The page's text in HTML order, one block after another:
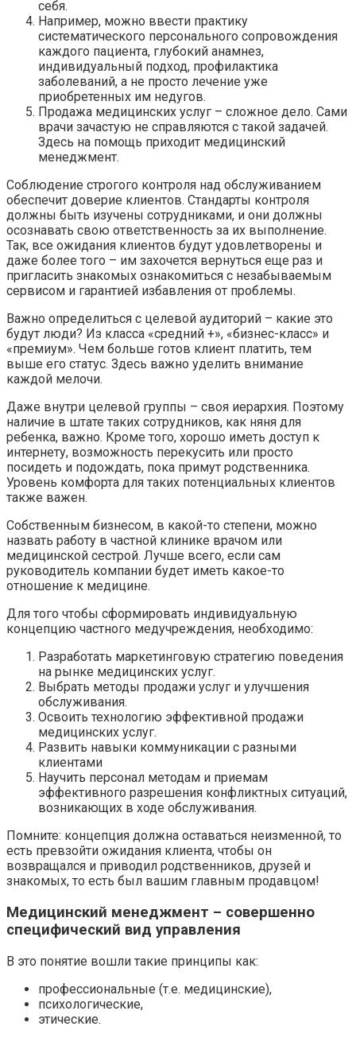
себя.
Например, можно ввести практику
систематического персонального сопровождения
каждого пациента, глубокий анамнез,
индивидуальный подход, профилактика
заболеваний, а не просто лечение уже
приобретенных им недугов.
Продажа медицинских услуг – сложное дело. Сами
врачи зачастую не справляются с такой задачей.
Здесь на помощь приходит медицинский
менеджмент.
Соблюдение строгого контроля над обслуживанием
обеспечит доверие клиентов. Стандарты контроля
должны быть изучены сотрудниками, и они должны
осознавать свою ответственность за их выполнение.
Так, все ожидания клиентов будут удовлетворены и
даже более того – им захочется вернуться еще раз и
пригласить знакомых ознакомиться с незабываемым
сервисом и гарантией избавления от проблемы.
Важно определиться с целевой аудиторий – какие это
будут люди? Из класса «средний +», «бизнес-класс» и
«премиум». Чем больше готов клиент платить, тем
выше его статус. Здесь важно уделить внимание
каждой мелочи.
Даже внутри целевой группы – своя иерархия. Поэтому
наличие в штате таких сотрудников, как няня для
ребенка, важно. Кроме того, хорошо иметь доступ к
интернету, возможность перекусить или просто
посидеть и подождать, пока примут родственника.
Уровень комфорта для таких потенциальных клиентов
также важен.
Собственным бизнесом, в какой-то степени, можно
назвать работу в частной клинике врачом или
медицинской сестрой. Лучше всего, если сам
руководитель компании будет иметь какое-то
отношение к медицине.
Для того чтобы сформировать индивидуальную
концепцию частного медучреждения, необходимо:
Разработать маркетинговую стратегию поведения
на рынке медицинских услуг.
Выбрать методы продажи услуг и улучшения
обслуживания.
Освоить технологию эффективной продажи
медицинских услуг.
Развить навыки коммуникации с разными
клиентами
Научить персонал методам и приемам
эффективного разрешения конфликтных ситуаций,
возникающих в ходе обслуживания.
Помните: концепция должна оставаться неизменной, то
есть превзойти ожидания клиента, чтобы он
возвращался и приводил родственников, друзей и
знакомых, то есть был вашим главным продавцом!
Медицинский менеджмент – совершенно
специфический вид управления
В это понятие вошли такие принципы как:
профессиональные (т.е. медицинские),
психологические,
этические.